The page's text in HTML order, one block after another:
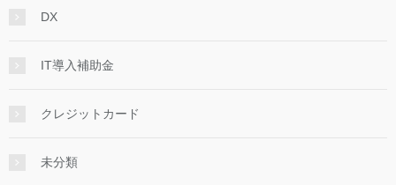
DX
IT導入補助金
クレジットカード
未分類